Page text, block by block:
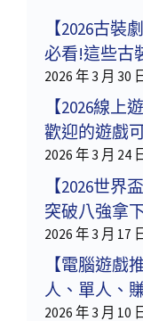
【2026古
必看!這些古
2026 年 3 月 30
【2026線
歡迎的遊戲
2026 年 3 月 24
【2026世
突破八強拿
2026 年 3 月 17
【電腦遊戲
人、單人、
2026 年 3 月 10